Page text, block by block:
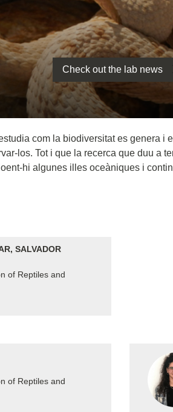
Check out the lab news
com la biodiversitat es genera i
los. Tot i que la recerca que duu a
hi algunes illes oceàniques i
SALVADOR
of Reptiles and
of Reptiles and